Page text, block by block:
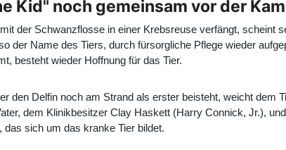
Kid" noch gemeinsam vor der
der Schwanzflosse in einer Krebsreuse verfängt, scheint
der Name des Tiers, durch fürsorgliche Pflege wieder
besteht wieder Hoffnung für das Tier.
den Delfin noch am Strand als erster beisteht, weicht dem
dem Klinikbesitzer Clay Haskett (Harry Connick, Jr.),
sich um das kranke Tier bildet.